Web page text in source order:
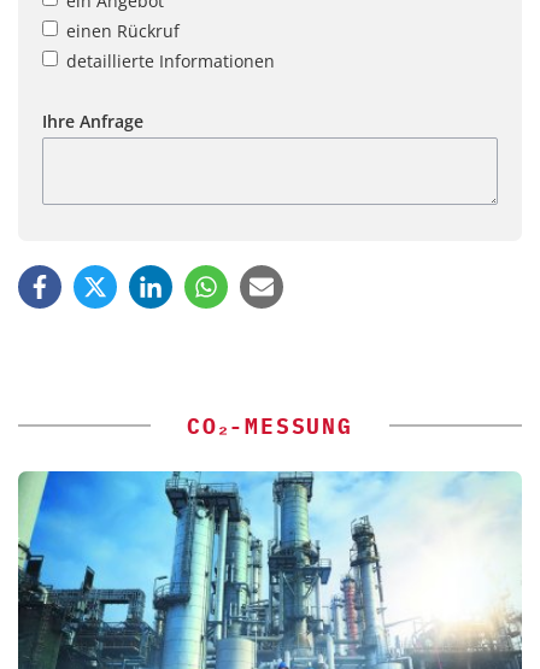
einen Rückruf
detaillierte Informationen
Ihre Anfrage
CO₂-MESSUNG